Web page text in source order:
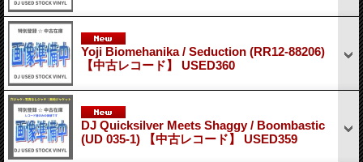
Yoji Biomehanika / Seduction (RR12-88206)
【中古レコード】 USED360
DJ Quicksilver Meets Shaggy / Boombastic
(UD 035-1) 【中古レコード】 USED359